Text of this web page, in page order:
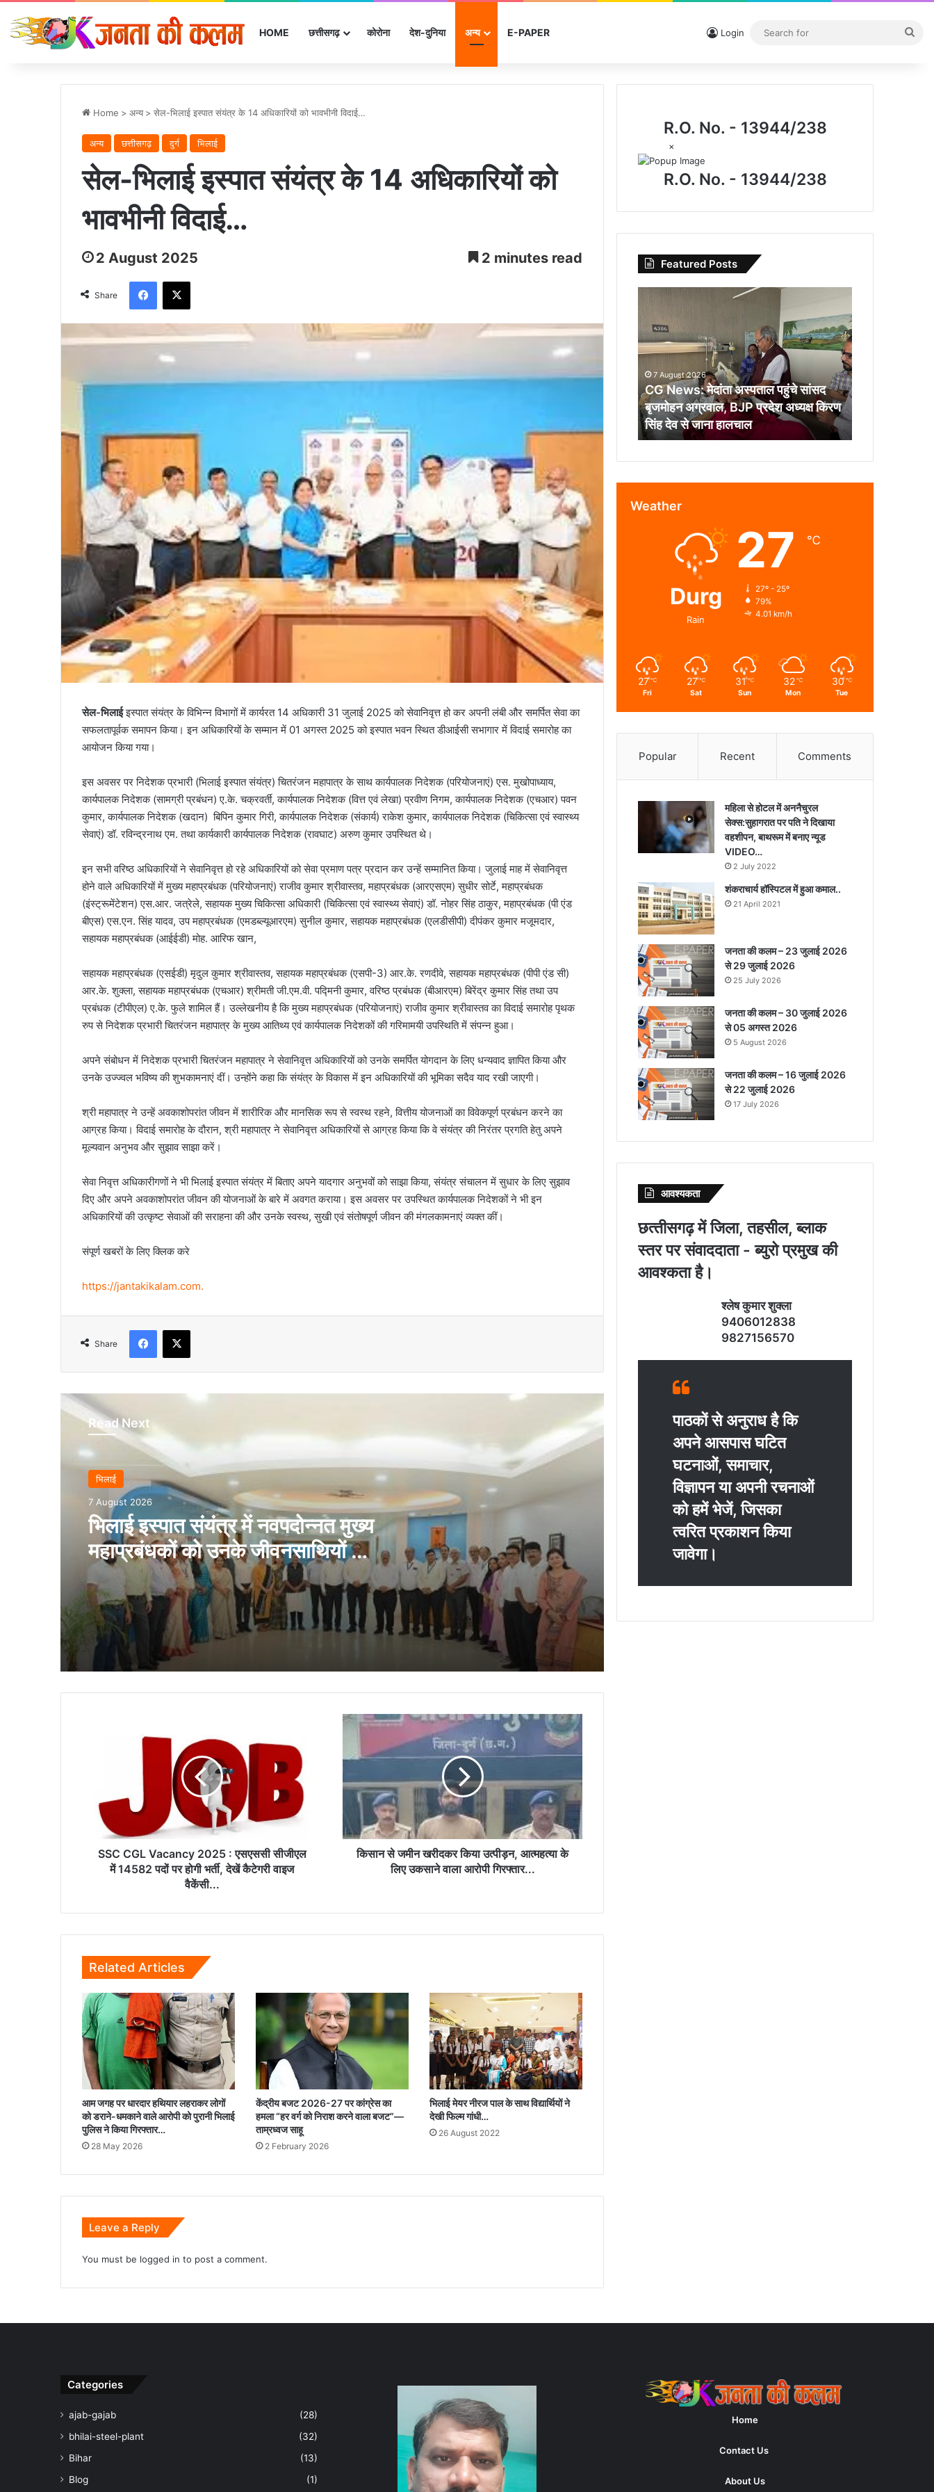
HOME छत्तीसगढ़ कोरोना देश-दुनिया अन्‍य E-PAPER Login
Home > अन्‍य > सेल-भिलाई इस्पात संयंत्र के 14 अधिकारियों को भावभीनी विदाई…
अन्‍य छत्तीसगढ़ दुर्ग भिलाई
सेल-भिलाई इस्पात संयंत्र के 14 अधिकारियों को
भावभीनी विदाई…
2 August 2025 2 minutes read
Share
Facebook
X
सेल-भिलाईइस्पात संयंत्र के विभिन्न विभागों में कार्यरत 14 अधिकारी 31 जुलाई 2025 को सेवानिवृत्त हो कर अपनी लंबी और समर्पित सेवा का
सफलतापूर्वक समापन किया। इन अधिकारियों के सम्मान में 01 अगस्त 2025 को इस्पात भवन स्थित डीआईसी सभागार में विदाई समारोह का
आयोजन किया गया।
इस अवसर पर निदेशक प्रभारी (भिलाई इस्पात संयंत्र) चितरंजन महापात्र के साथ कार्यपालक निदेशक (परियोजनाएं) एस. मुखोपाध्याय,
कार्यपालक निदेशक (सामग्री प्रबंधन) ए.के. चक्रवर्ती, कार्यपालक निदेशक (वित्त एवं लेखा) प्रवीण निगम, कार्यपालक निदेशक (एचआर) पवन
कुमार, कार्यपालक निदेशक (खदान) बिपिन कुमार गिरी, कार्यपालक निदेशक (संकार्य) राकेश कुमार, कार्यपालक निदेशक (चिकित्सा एवं स्वास्थ्य
सेवाएं) डॉ. रविन्द्रनाथ एम. तथा कार्यकारी कार्यपालक निदेशक (रावघाट) अरुण कुमार उपस्थित थे।
इन सभी वरिष्ठ अधिकारियों ने सेवानिवृत्त हो रहे अधिकारियों को सेवा प्रमाण पत्र प्रदान कर उन्हें सम्मानित किया। जुलाई माह में सेवानिवृत्त
होने वाले अधिकारियों में मुख्य महाप्रबंधक (परियोजनाएं) राजीव कुमार श्रीवास्तव, महाप्रबंधक (आरएसएम) सुधीर सोर्टे, महाप्रबंधक
(इंस्ट्रूमेंटेशन) एस.आर. जत्रेले, सहायक मुख्य चिकित्सा अधिकारी (चिकित्सा एवं स्वास्थ्य सेवाएं) डॉ. नोहर सिंह ठाकुर, महाप्रबंधक (पी एंड
बीएस) एस.एन. सिंह यादव, उप महाप्रबंधक (एमडब्ल्यूआरएम) सुनील कुमार, सहायक महाप्रबंधक (एलडीसीपी) दीपंकर कुमार मजूमदार,
सहायक महाप्रबंधक (आईईडी) मोह. आरिफ खान,
सहायक महाप्रबंधक (एसईडी) मृदुल कुमार श्रीवास्तव, सहायक महाप्रबंधक (एसपी-3) आर.के. रणदीवे, सहायक महाप्रबंधक (पीपी एंड सी)
आर.के. शुक्ला, सहायक महाप्रबंधक (एचआर) श्रीमती जी.एम.वी. पद्मिनी कुमार, वरिष्ठ प्रबंधक (बीआरएम) बिरेंद्र कुमार सिंह तथा उप
प्रबंधक (टीपीएल) ए.के. फुले शामिल हैं। उल्लेखनीय है कि मुख्य महाप्रबंधक (परियोजनाएं) राजीव कुमार श्रीवास्तव का विदाई समारोह पृथक
रुप से निदेशक प्रभारी चितरंजन महापात्र के मुख्य आतिथ्य एवं कार्यपालक निदेशकों की गरिमामयी उपस्थिति में संपन्न हुआ।
अपने संबोधन में निदेशक प्रभारी चितरंजन महापात्र ने सेवानिवृत्त अधिकारियों को उनके समर्पित योगदान के लिए धन्यवाद ज्ञापित किया और
उनके उज्ज्वल भविष्य की शुभकामनाएं दीं। उन्होंने कहा कि संयंत्र के विकास में इन अधिकारियों की भूमिका सदैव याद रखी जाएगी।
श्री महापात्र ने उन्हें अवकाशोपरांत जीवन में शारीरिक और मानसिक रूप से स्वस्थ रहने, वित्तीय योजनाओं का विवेकपूर्ण प्रबंधन करने का
आग्रह किया। विदाई समारोह के दौरान, श्री महापात्र ने सेवानिवृत्त अधिकारियों से आग्रह किया कि वे संयंत्र की निरंतर प्रगति हेतु अपने
मूल्यवान अनुभव और सुझाव साझा करें।
सेवा निवृत्त अधिकारीगणों ने भी भिलाई इस्पात संयंत्र में बिताए अपने यादगार अनुभवों को साझा किया, संयंत्र संचालन में सुधार के लिए सुझाव
दिए और अपने अवकाशोपरांत जीवन की योजनाओं के बारे में अवगत कराया। इस अवसर पर उपस्थित कार्यपालक निदेशकों ने भी इन
अधिकारियों की उत्कृष्ट सेवाओं की सराहना की और उनके स्वस्थ, सुखी एवं संतोषपूर्ण जीवन की मंगलकामनाएं व्यक्त कीं।
संपूर्ण खबरों के लिए क्लिक करे
https://jantakikalam.com.
Share
Facebook
X
Read Next
भिलाई
7 August 2026
भिलाई इस्पात संयंत्र में नवपदोन्नत मुख्य
महाप्रबंधकों को उनके जीवनसाथियों की
उपस्थिति में पदोन्नति आदेश प्रदान किये
गये
सुरक्षा कार्यशाला’’ का आयोजन…
रिकॉर्ड
नेहरू आर्ट गैलरी में छायाकार हिमांशु वर्मा की एकल
छायाचित्र प्रदर्शनी उद्घाटित
दीक्षारंभ में शिक्षा मंत्री गजेन्द्र यादव ने नवप्रवेशी
छात्राओं का तिलक लगाकर विद्यार्थियों से किये
आत्मीय संवाद
राष्ट्रीय क्रिटिकल मिनरल मिशन पर सांसद
बृजमोहन अग्रवाल ने रखा छत्तीसगढ़ को भारत की
ऊर्जा सुरक्षा एवं भविष्य की क्रिटिकल मिनरल
अर्थव्यवस्था का अग्रणी राज्य बनाने का विजन
“आज का युवा नौकरी माँगने वाला नहीं, नौकरी देने
वाला बने”- विधायक ललित चंद्राकर
अयोध्या में राम मंदिर भूमि पूजन की स्मृति में रिसाली
लोक कलाओं के संरक्षण और कलाकारों के आर्थिक
सशक्तीकरण की दिशा में संस्कृति विभाग की अभिनव
पहल…
“डिजिटल न्याय वितरण प्रणाली की नई गति :
प्रधान जिला एवं सत्र न्यायालय, दुर्ग में “मीडिएशन
3.0, न्याय श्रुति एवं ICJS” पर व्यापक संयुक्त
कार्यशाला आयोजित
सीजीएल
14582
देखें
वैकेंसी...
SSC CGL Vacancy 2025 : एसएससी सीजीएल
में 14582 पदों पर होगी भर्ती, देखें कैटेगरी वाइज
वैकेंसी...
किसान
खरीदकर
किया
उत्पीड़न,
आत्महत्या
के
लिए
उकसानेकिसान से जमीन खरीदकर किया उत्पीड़न, आत्महत्या के
लिए उकसाने वाला आरोपी गिरफ्तार...
Related Articles
आम जगह पर धारदार हथियार लहराकर लोगों
को डराने-धमकाने वाले आरोपी को पुरानी भिलाई
पुलिस ने किया गिरफ्तार…
28 May 2026
केंद्रीय बजट 2026-27 पर कांग्रेस का
हमला “हर वर्ग को निराश करने वाला बजट”—
ताम्रध्वज साहू
2 February 2026
भिलाई मेयर नीरज पाल के साथ विद्यार्थियों ने
देखी फिल्म गांधी…
26 August 2022
Leave a Reply
You must be logged in to post a comment.
R.O. No. - 13944/238
×
R.O. No. - 13944/238
Featured Posts
मेदांता
अस्पताल
पहुंचे
बृजमोहन
अग्रवाल,
BJP
प्रदेश
अध्यक्ष
देव
जाना
7 August 2026
CG News: मेदांता अस्पताल पहुंचे सांसद
बृजमोहन अग्रवाल, BJP प्रदेश अध्यक्ष किरण
सिंह देव से जाना हालचाल
Weather
Durg
Rain
27 ℃
27º - 25º
79%
4.01 km/h
27 ℃
Fri
27 ℃
Sat
31 ℃
Sun
32 ℃
Mon
30 ℃
Tue
Popular Recent Comments
महिला से होटल में अननैचुरल
सेक्स:सुहागरात पर पति ने दिखाया
वहशीपन, बाथरूम में बनाए न्यूड
VIDEO…
2 July 2022
शंकराचार्य हॉस्पिटल में हुआ कमाल..
21 April 2021
जनता की कलम – 23 जुलाई 2026
से 29 जुलाई 2026
25 July 2026
जनता की कलम – 30 जुलाई 2026
से 05 अगस्त 2026
5 August 2026
जनता की कलम – 16 जुलाई 2026
से 22 जुलाई 2026
17 July 2026
आवश्‍यकता
छत्‍तीसगढ़ में जिला, तहसील, ब्‍लाक
स्‍तर पर संवाददाता - ब्‍युरो प्रमुख की
आवश्‍कता है।
श्‍लेष कुमार शुक्‍ला
9406012838
9827156570
पाठकों से अनुराध है कि
अपने आसपास घटित
घटनाओं, समाचार,
विज्ञापन या अपनी रचनाओं
को हमें भेजें, जिसका
त्‍वरित प्रकाशन किया
जावेगा।
Categories
ajab-gajab
(28)
bhilai-steel-plant
(32)
Bihar
(13)
Blog
(1)
Home
Contact Us
About Us